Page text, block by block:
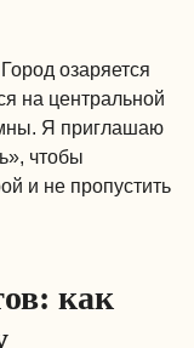
Город озаряется
на центральной
Я приглашаю
чтобы
и не пропустить
как